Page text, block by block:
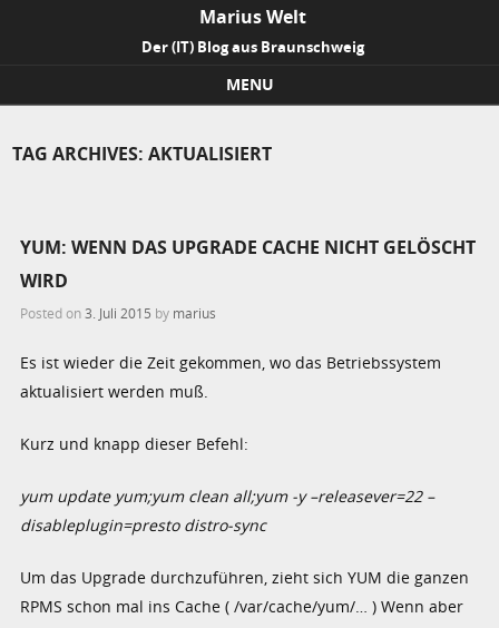
Marius Welt
Der (IT) Blog aus Braunschweig
MENU
TAG ARCHIVES:AKTUALISIERT
YUM: WENN DAS UPGRADE CACHE NICHT GELÖSCHT
WIRD
Posted on3. Juli 2015 by marius
Es ist wieder die Zeit gekommen, wo das Betriebssystem
aktualisiert werden muß.
Kurz und knapp dieser Befehl:
yum update yum;yum clean all;yum -y –releasever=22 –
disableplugin=presto distro-sync
Um das Upgrade durchzuführen, zieht sich YUM die ganzen
RPMS schon mal ins Cache ( /var/cache/yum/… ) Wenn aber